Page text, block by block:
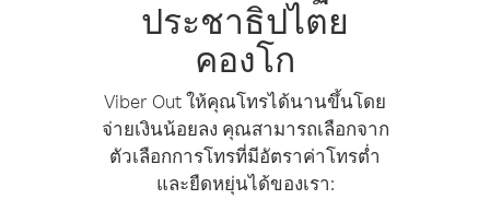
ประชาธิปไตย
คองโก
Viber Out ให้คุณโทรได้นานขึ้นโดย
จ่ายเงินน้อยลง คุณสามารถเลือกจาก
ตัวเลือกการโทรที่มีอัตราค่าโทรต่ำ
และยืดหยุ่นได้ของเรา: